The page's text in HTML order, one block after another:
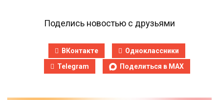
Поделись новостью с друзьями
ВКонтакте
Одноклассники
Telegram
Поделиться в MAX